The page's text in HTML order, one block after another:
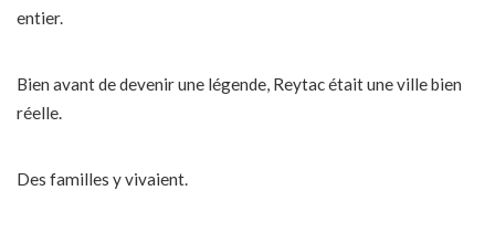
entier.
Bien avant de devenir une légende, Reytac était une ville bien
réelle.
Des familles y vivaient.